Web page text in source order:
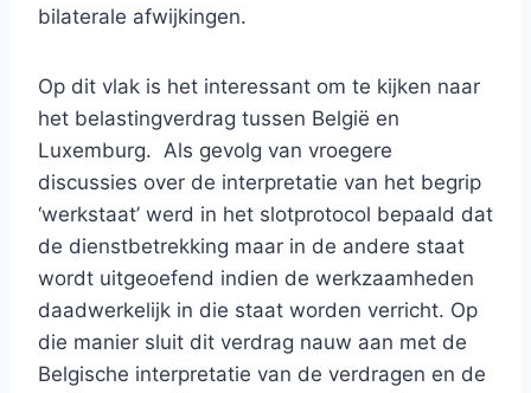
bilaterale afwijkingen.
Op dit vlak is het interessant om te kijken naar
het belastingverdrag tussen België en
Luxemburg. Als gevolg van vroegere
discussies over de interpretatie van het begrip
‘werkstaat’ werd in het slotprotocol bepaald dat
de dienstbetrekking maar in de andere staat
wordt uitgeoefend indien de werkzaamheden
daadwerkelijk in die staat worden verricht. Op
die manier sluit dit verdrag nauw aan met de
Belgische interpretatie van de verdragen en de